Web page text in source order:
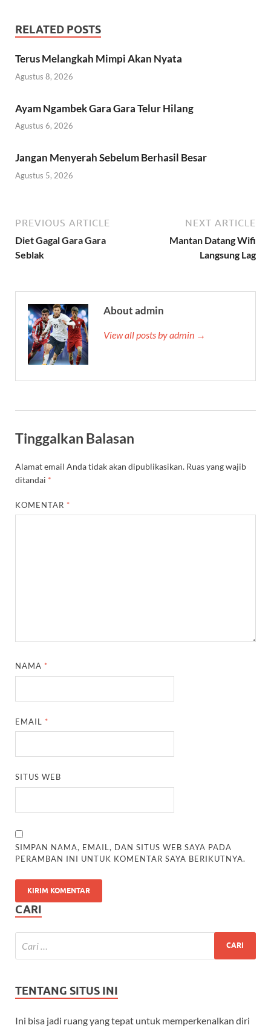
RELATED POSTS
Terus Melangkah Mimpi Akan Nyata
Agustus 8, 2026
Ayam Ngambek Gara Gara Telur Hilang
Agustus 6, 2026
Jangan Menyerah Sebelum Berhasil Besar
Agustus 5, 2026
PREVIOUS ARTICLE
Diet Gagal Gara Gara
Seblak
NEXT ARTICLE
Mantan Datang Wifi
Langsung Lag
About admin
View all posts by admin →
Tinggalkan Balasan
Alamat email Anda tidak akan dipublikasikan. Ruas yang wajib
ditandai *
KOMENTAR *
NAMA *
EMAIL *
SITUS WEB
SIMPAN NAMA, EMAIL, DAN SITUS WEB SAYA PADA
PERAMBAN INI UNTUK KOMENTAR SAYA BERIKUTNYA.
CARI
TENTANG SITUS INI
Ini bisa jadi ruang yang tepat untuk memperkenalkan diri